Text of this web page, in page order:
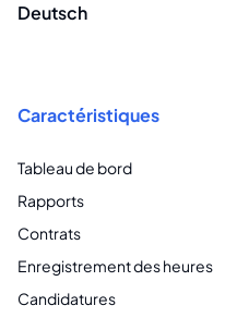
Deutsch
Caractéristiques
Tableau de bord
Rapports
Contrats
Enregistrement des heures
Candidatures